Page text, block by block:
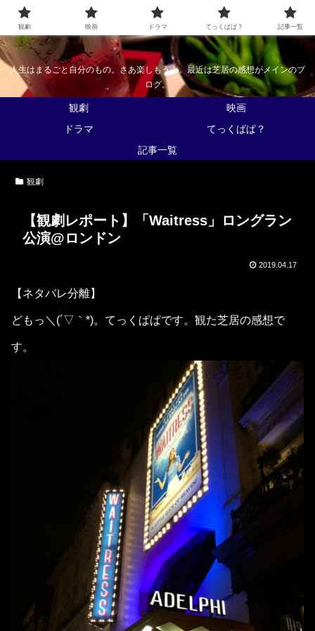
なんかくうかい
人生はまるごと自分のもの。さあ楽しもう！。最近は芝居の感想がメインのブ
ログ。
観劇
映画
ドラマ
てっくぱぱ？
記事一覧
観劇
【観劇レポート】「Waitress」ロングラン
公演@ロンドン
2019.04.17
【ネタバレ分離】
どもっ＼(´▽｀*)。てっくぱぱです。観た芝居の感想で
す。
観劇 映画 ドラマ てっくぱぱ？ 記事一覧